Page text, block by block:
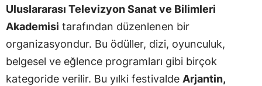
Uluslararası Televizyon Sanat ve Bilimleri
Akademisi tarafından düzenlenen bir
organizasyondur. Bu ödüller, dizi, oyunculuk,
belgesel ve eğlence programları gibi birçok
kategoride verilir. Bu yılki festivalde Arjantin,